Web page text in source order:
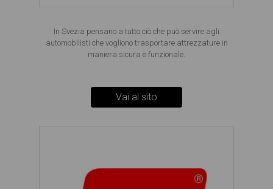
In Svezia pensano a tutto ciò che può servire agli
automobilisti che vogliono trasportare attrezzature in
maniera sicura e funzionale.
Vai al sito